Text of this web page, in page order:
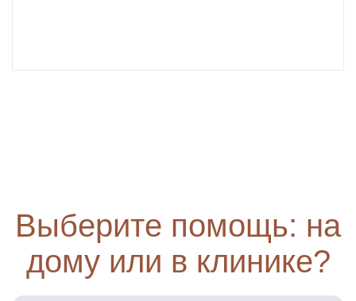
Выберите помощь: на
дому или в клинике?